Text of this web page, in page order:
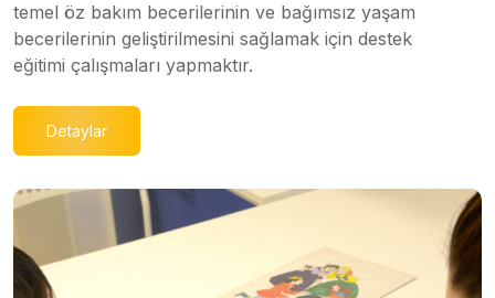
temel öz bakım becerilerinin ve bağımsız yaşam
becerilerinin geliştirilmesini sağlamak için destek
eğitimi çalışmaları yapmaktır.
Detaylar